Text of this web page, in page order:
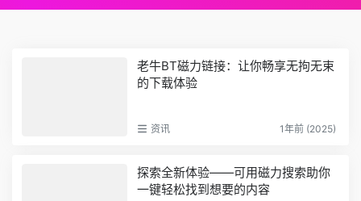
老牛BT磁力链接：让你畅享无拘无束
的下载体验
资讯 1年前 (2025)
探索全新体验——可用磁力搜索助你
一键轻松找到想要的内容